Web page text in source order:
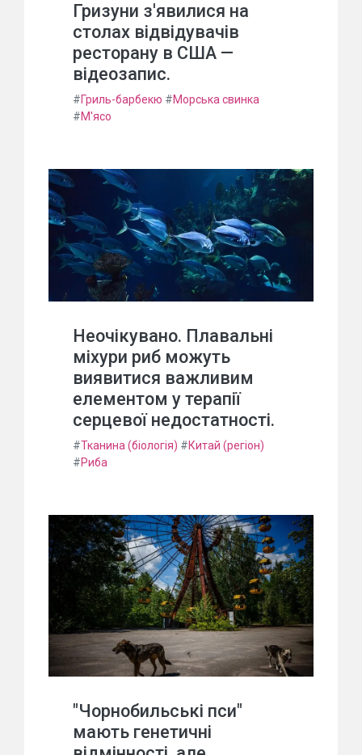
Гризуни з'явилися на
столах відвідувачів
ресторану в США —
відеозапис.
#Гриль-барбекю #Морська свинка
#М'ясо
Неочікувано. Плавальні
міхури риб можуть
виявитися важливим
елементом у терапії
серцевої недостатності.
#Тканина (біологія) #Китай (регіон)
#Риба
"Чорнобильські пси"
мають генетичні